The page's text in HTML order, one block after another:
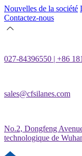
Nouvelles de la société
Contactez-nous
027-84396550 | +86
sales@cfsilanes.com
No.2, Dongfeng
technologique de